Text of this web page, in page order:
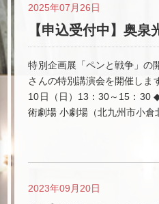
2025年07月26日
【申込受付中】奥
特別企画展「ペンと戦争」の
さんの特別講演会を開催
10日（日）13：30～15：
術劇場 小劇場（北九州市小
2023年09月20日